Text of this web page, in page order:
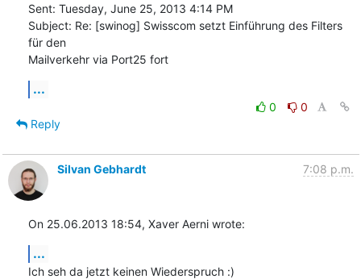
Sent: Tuesday, June 25, 2013 4:14 PM
Subject: Re: [swinog] Swisscom setzt Einführung des Filters
für den
Mailverkehr via Port25 fort
...
0
0
Reply
Silvan Gebhardt 7:08 p.m.
On 25.06.2013 18:54, Xaver Aerni wrote:
...
Ich seh da jetzt keinen Wiederspruch :)